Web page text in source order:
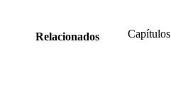
Relacionados Capítulos